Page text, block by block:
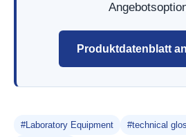
Produktdatenblatt
#Laboratory Equipment #technical